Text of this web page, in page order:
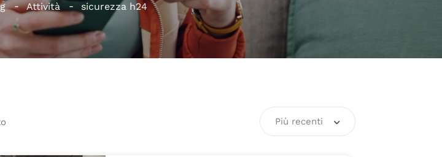
Attività sicurezza h24
Più recenti